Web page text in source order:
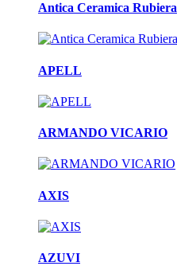
Antica Ceramica Rubiera
APELL
ARMANDO VICARIO
AXIS
AZUVI